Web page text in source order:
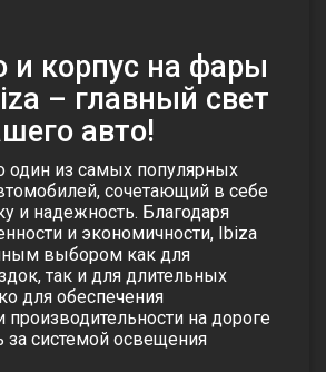
и корпус на фары
– главный свет
авто!
один из самых популярных
сочетающий в себе
и надежность. Благодаря
и экономичности, Ibiza
выбором как для
так и для длительных
для обеспечения
производительности на дороге
за системой освещения